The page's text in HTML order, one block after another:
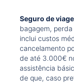
Seguro de
bagagem,
inclui custos
cancelamento
de até 3.000€
assistência
de que, caso